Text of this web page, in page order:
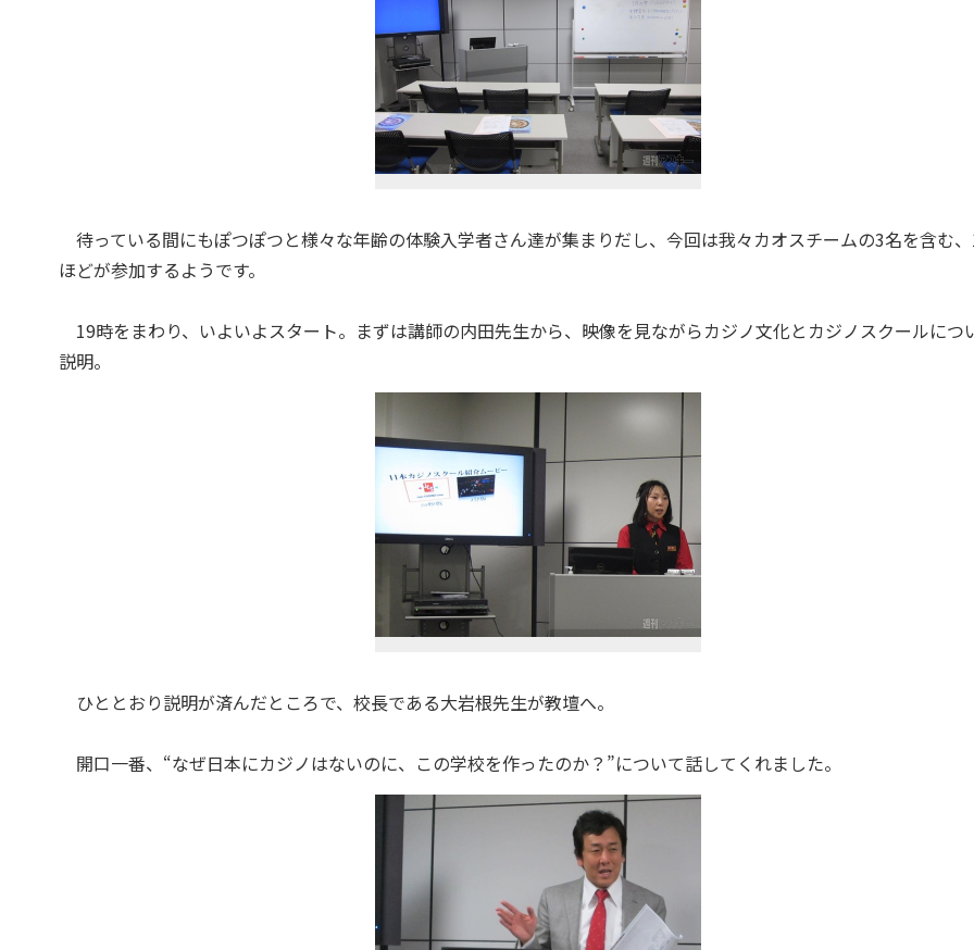
待っている間にもぽつぽつと様々な年齢の体験入学者さん達が集まりだし、今回は我々カオスチームの3名を含む
ほどが参加するようです。
19時をまわり、いよいよスタート。まずは講師の内田先生から、映像を見ながらカジノ文化とカジノスクールにつ
説明。
ひととおり説明が済んだところで、校長である大岩根先生が教壇へ。
開口一番、“なぜ日本にカジノはないのに、この学校を作ったのか？”について話してくれました。